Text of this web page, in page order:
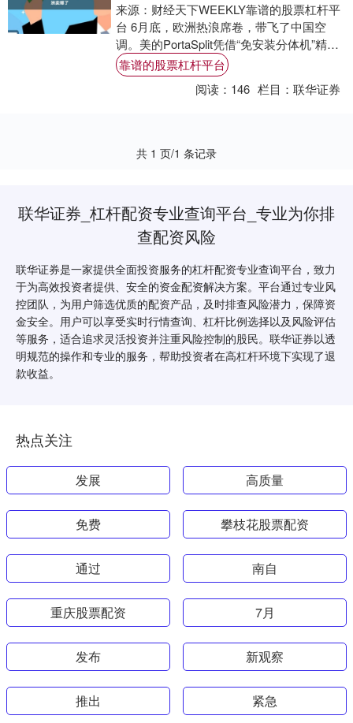
来源：财经天下WEEKLY靠谱的股票杠杆平
台 6月底，欧洲热浪席卷，带飞了中国空
调。美的PortaSplit凭借“免安装分体机”精准
卡位欧洲市场痛点，成为现象级....
靠谱的股票杠杆平台
阅读： 146 栏目：联华证券
共 1 页/1 条记录
联华证券_杠杆配资专业查询平台_专业为你排
查配资风险
联华证券是一家提供全面投资服务的杠杆配资专业查询平台，致力
于为高效投资者提供、安全的资金配资解决方案。平台通过专业风
控团队，为用户筛选优质的配资产品，及时排查风险潜力，保障资
金安全。用户可以享受实时行情查询、杠杆比例选择以及风险评估
等服务，适合追求灵活投资并注重风险控制的股民。联华证券以透
明规范的操作和专业的服务，帮助投资者在高杠杆环境下实现了退
款收益。
热点关注
发展 高质量
免费 攀枝花股票配资
通过 南自
重庆股票配资 7月
发布 新观察
推出 紧急